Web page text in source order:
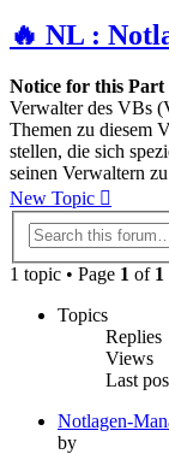
🔥 NL :
Notice for this
Verwalter des VBs
Themen zu diesem
stellen, die sich
seinen Verwaltern
New Topic
1 topic • Page 1 of 1
Topics
Replies
Views
Last
Notlagen-
by